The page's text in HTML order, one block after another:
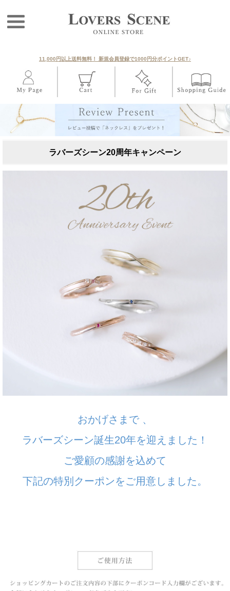
11,000円以上送料無料！ 新規会員登録で1000円分ポイントGET♪
ラバーズシーン20周年キャンペーン
おかげさまで 、
ラバーズシーン誕生20年を迎えました！
ご愛顧の感謝を込めて
下記の特別クーポンをご用意しました。